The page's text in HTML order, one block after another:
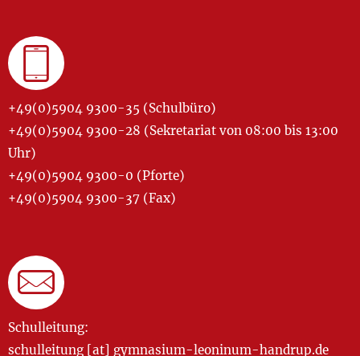
+49(0)5904 9300-35 (Schulbüro)
+49(0)5904 9300-28 (Sekretariat von 08:00 bis 13:00
Uhr)
+49(0)5904 9300-0 (Pforte)
+49(0)5904 9300-37 (Fax)
Schulleitung:
schulleitung [at] gymnasium-leoninum-handrup.de